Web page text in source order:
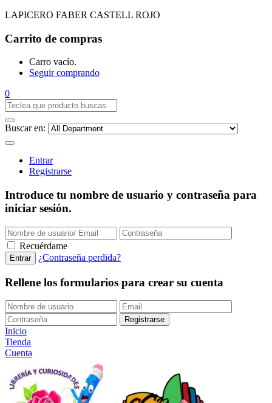
LAPICERO FABER CASTELL ROJO
Carrito de compras
Carro vacío.
Seguir comprando
0
Buscar en:
Entrar
Registrarse
Introduce tu nombre de usuario y contraseña para
iniciar sesión.
Recuérdame
¿Contraseña perdida?
Rellene los formularios para crear su cuenta
Inicio
Tienda
Cuenta